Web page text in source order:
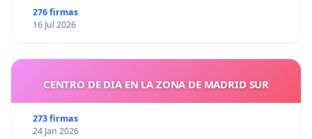
276 firmas
16 Jul 2026
CENTRO DE DIA EN LA ZONA DE MADRID SUR
273 firmas
24 Jan 2026